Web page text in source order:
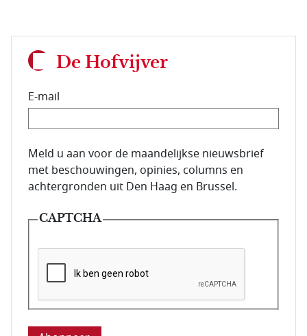
De Hofvijver
E-mail
E-mailadres van de abonnee.
Meld u aan voor de maandelijkse nieuwsbrief
met beschouwingen, opinies, columns en
achtergronden uit Den Haag en Brussel.
CAPTCHA
Deze vraag is om te controleren dat u een mens